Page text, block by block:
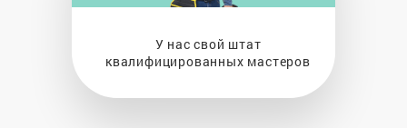
У нас свой штат
квалифицированных мастеров